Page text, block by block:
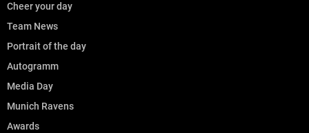
Cheer your day
Team News
Portrait of the day
Autogramm
Media Day
Munich Ravens
Awards